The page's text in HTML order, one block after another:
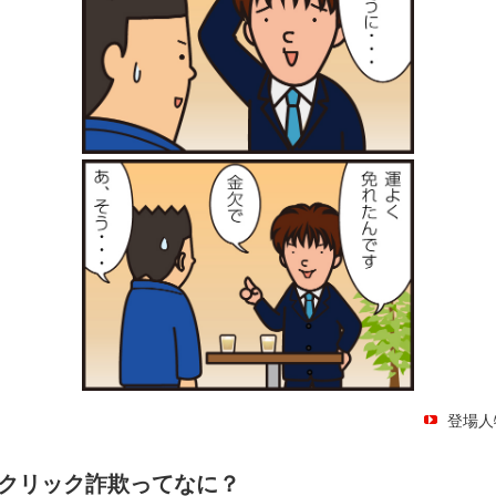
登場
リック詐欺ってなに？